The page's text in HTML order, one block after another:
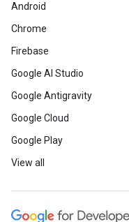
Android
Chrome
Firebase
Google AI Studio
Google Antigravity
Google Cloud
Google Play
View all